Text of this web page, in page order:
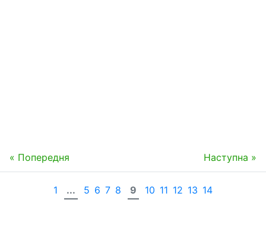
« Попередня Наступна »
1 ... 5 6 7 8 9 10 11 12 13 14